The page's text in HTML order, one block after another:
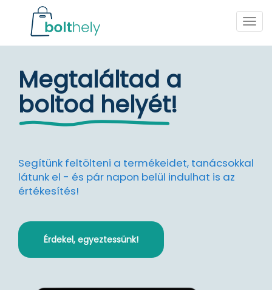
Megtaláltad a
boltod helyét!
Segítünk feltölteni a termékeidet, tanácsokkal
látunk el - és pár napon belül indulhat is az
értékesítés!
Érdekel, egyeztessünk!